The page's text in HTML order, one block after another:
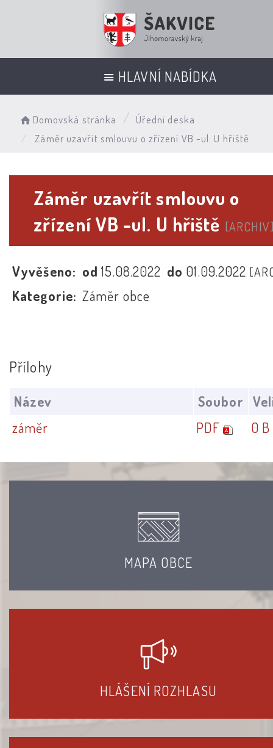
HLAVNÍ NABÍDKA
Domovská stránka
Úřední deska
Záměr uzavřít smlouvu o zřízení VB -ul. U hřiště
Záměr uzavřít smlouvu o
zřízení VB -ul. U hřiště
Vyvěšeno: od15.08.2022 do 01.09.2022
Kategorie: Záměr obce
Přílohy
Název Soubor
záměr
PDF 0 B
MAPA OBCE
HLÁŠENÍ ROZHLASU